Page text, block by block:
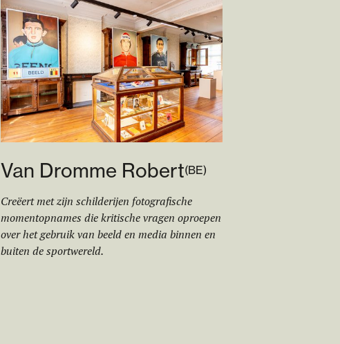
Van Dromme Robert(BE)
Creëert met zijn schilderijen fotografische
momentopnames die kritische vragen oproepen
over het gebruik van beeld en media binnen en
buiten de sportwereld.